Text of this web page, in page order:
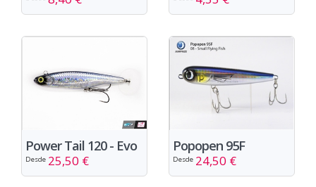
Power Tail 120 - Evo
Desde 25,50 €
Popopen 95F
Desde 24,50 €